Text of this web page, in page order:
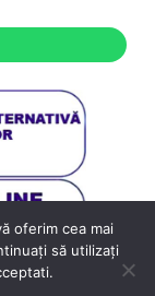
oferim cea mai
să utilizați